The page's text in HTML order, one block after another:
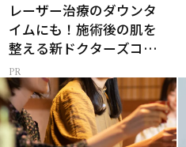
レーザー治療のダウンタ
イムにも！施術後の肌を
整える新ドクターズコス
メ